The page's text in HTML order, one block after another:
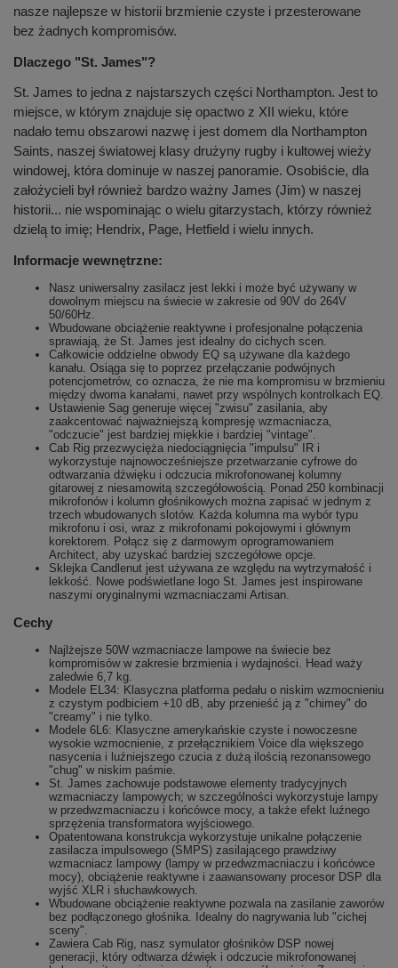
nasze najlepsze w historii brzmienie czyste i przesterowane
bez żadnych kompromisów.
Dlaczego "St. James"?
St. James to jedna z najstarszych części Northampton. Jest to
miejsce, w którym znajduje się opactwo z XII wieku, które
nadało temu obszarowi nazwę i jest domem dla Northampton
Saints, naszej światowej klasy drużyny rugby i kultowej wieży
windowej, która dominuje w naszej panoramie. Osobiście, dla
założycieli był również bardzo ważny James (Jim) w naszej
historii... nie wspominając o wielu gitarzystach, którzy również
dzielą to imię; Hendrix, Page, Hetfield i wielu innych.
Informacje wewnętrzne:
Nasz uniwersalny zasilacz jest lekki i może być używany w
dowolnym miejscu na świecie w zakresie od 90V do 264V
50/60Hz.
Wbudowane obciążenie reaktywne i profesjonalne połączenia
sprawiają, że St. James jest idealny do cichych scen.
Całkowicie oddzielne obwody EQ są używane dla każdego
kanału. Osiąga się to poprzez przełączanie podwójnych
potencjometrów, co oznacza, że nie ma kompromisu w brzmieniu
między dwoma kanałami, nawet przy wspólnych kontrolkach EQ.
Ustawienie Sag generuje więcej "zwisu" zasilania, aby
zaakcentować najważniejszą kompresję wzmacniacza,
"odczucie" jest bardziej miękkie i bardziej "vintage".
Cab Rig przezwycięża niedociągnięcia "impulsu" IR i
wykorzystuje najnowocześniejsze przetwarzanie cyfrowe do
odtwarzania dźwięku i odczucia mikrofonowanej kolumny
gitarowej z niesamowitą szczegółowością. Ponad 250 kombinacji
mikrofonów i kolumn głośnikowych można zapisać w jednym z
trzech wbudowanych slotów. Każda kolumna ma wybór typu
mikrofonu i osi, wraz z mikrofonami pokojowymi i głównym
korektorem. Połącz się z darmowym oprogramowaniem
Architect, aby uzyskać bardziej szczegółowe opcje.
Sklejka Candlenut jest używana ze względu na wytrzymałość i
lekkość. Nowe podświetlane logo St. James jest inspirowane
naszymi oryginalnymi wzmacniaczami Artisan.
Cechy
Najlżejsze 50W wzmacniacze lampowe na świecie bez
kompromisów w zakresie brzmienia i wydajności. Head waży
zaledwie 6,7 kg.
Modele EL34: Klasyczna platforma pedału o niskim wzmocnieniu
z czystym podbiciem +10 dB, aby przenieść ją z "chimey" do
"creamy" i nie tylko.
Modele 6L6: Klasyczne amerykańskie czyste i nowoczesne
wysokie wzmocnienie, z przełącznikiem Voice dla większego
nasycenia i luźniejszego czucia z dużą ilością rezonansowego
"chug" w niskim paśmie.
St. James zachowuje podstawowe elementy tradycyjnych
wzmacniaczy lampowych; w szczególności wykorzystuje lampy
w przedwzmacniaczu i końcówce mocy, a także efekt luźnego
sprzężenia transformatora wyjściowego.
Opatentowana konstrukcja wykorzystuje unikalne połączenie
zasilacza impulsowego (SMPS) zasilającego prawdziwy
wzmacniacz lampowy (lampy w przedwzmacniaczu i końcówce
mocy), obciążenie reaktywne i zaawansowany procesor DSP dla
wyjść XLR i słuchawkowych.
Wbudowane obciążenie reaktywne pozwala na zasilanie zaworów
bez podłączonego głośnika. Idealny do nagrywania lub "cichej
sceny".
Zawiera Cab Rig, nasz symulator głośników DSP nowej
generacji, który odtwarza dźwięk i odczucie mikrofonowanej